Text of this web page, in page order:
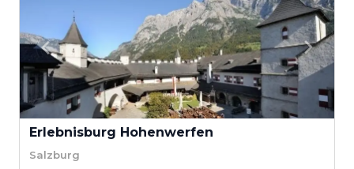
Erlebnisburg Hohenwerfen
Salzburg